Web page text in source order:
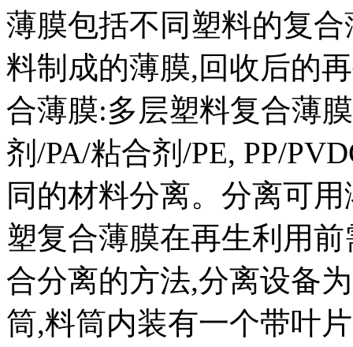
薄膜包括不同塑料的复
料制成的薄膜,回收后的
合薄膜:多层塑料复合薄
剂/PA/粘合剂/PE, PP/
同的材料分离。分离可
塑复合薄膜在再生利用
合分离的方法,分离设备
筒,料筒内装有一个带叶